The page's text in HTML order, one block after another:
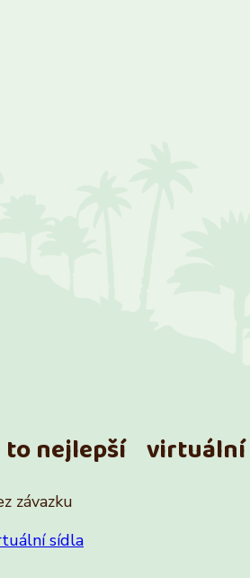
to nejlepší
závazku
sídla